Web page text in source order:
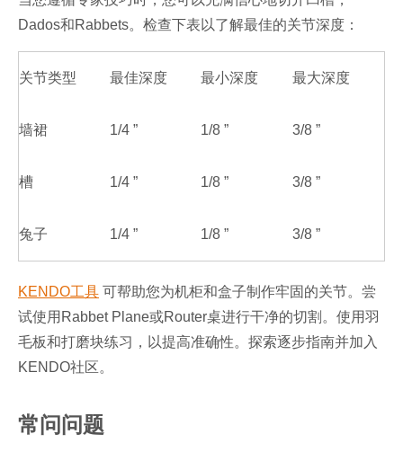
Dados和Rabbets。检查下表以了解最佳的关节深度：
关节类型 最佳深度 最小深度 最大深度
墙裙 1/4 ” 1/8 ” 3/8 ”
槽 1/4 ” 1/8 ” 3/8 ”
兔子 1/4 ” 1/8 ” 3/8 ”
KENDO工具 可帮助您为机柜和盒子制作牢固的关节。尝
试使用Rabbet Plane或Router桌进行干净的切割。使用羽
毛板和打磨块练习，以提高准确性。探索逐步指南并加入
KENDO社区。
常问问题